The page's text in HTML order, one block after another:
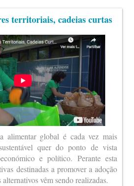
territoriais, cadeias curtas
alimentar global é cada vez mais
quer do ponto de vista
e político. Perante esta
destinadas a promover a adoção
vêm sendo realizadas.